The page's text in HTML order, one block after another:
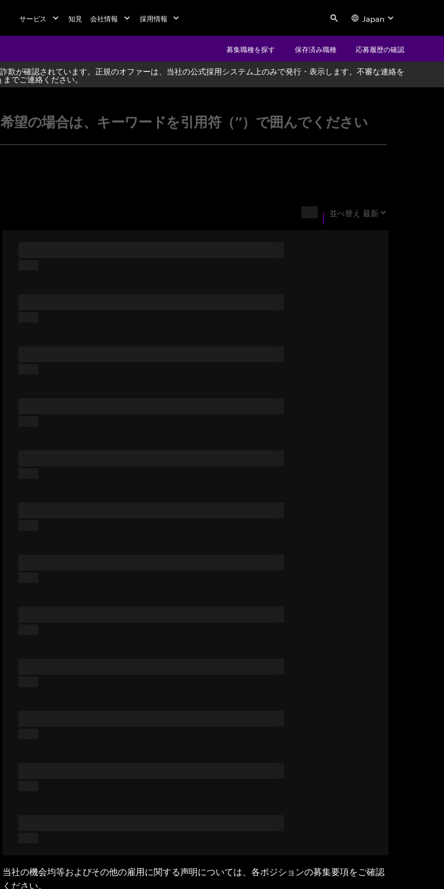
サービス 知見 会社情報 採用情報 Search Japan
募集職種を探す 保存済み職種 応募履歴の確認
欺が確認されています。正規のオファーは、当社の公式採用システム上のみで発行・表示します。不審な連絡を
までご連絡ください。 at Accenture
望の場合は、キーワードを引用符（’’）で囲んでください
並べ替え最新
当社の機会均等およびその他の雇用に関する声明については、各ポジションの募集要項をご確認
ください。